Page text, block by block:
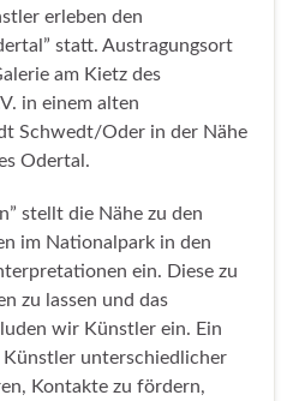
erleben den
statt. Austragungsort
am Kietz des
in einem alten
Schwedt/Oder in der Nähe
Odertal.
stellt die Nähe zu den
im Nationalpark in den
ein. Diese zu
zu lassen und das
wir Künstler ein. Ein
Künstler unterschiedlicher
Kontakte zu fördern,